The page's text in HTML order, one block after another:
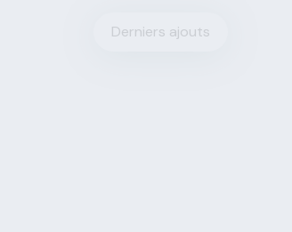
Derniers ajouts